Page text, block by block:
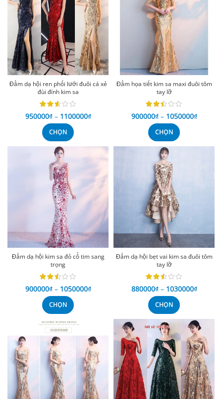
Đầm dạ hội ren phối lưới đuôi cá xẻ
đùi đính kim sa
950000₫ – 1100000₫
CHỌN
Đầm họa tiết kim sa maxi đuôi tôm
tay lỡ
900000₫ – 1050000₫
CHỌN
Đầm dạ hội kim sa đỏ cổ tim sang
trọng
900000₫ – 1050000₫
CHỌN
Đầm dạ hội bẹt vai kim sa đuôi tôm
tay lỡ
880000₫ – 1030000₫
CHỌN